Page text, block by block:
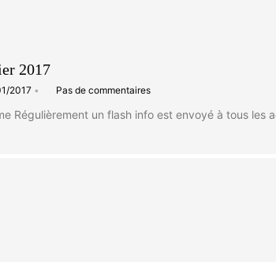
2017
2017 • Pas de commentaires
Régulièrement un flash info est envoyé à tous